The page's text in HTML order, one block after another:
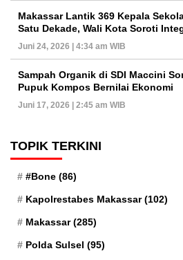
Makassar Lantik 369 Kepala
Satu Dekade, Wali Kota Soroti
Juni 24, 2026 | 4:34 am WIB
Sampah Organik di SDI Maccini
Pupuk Kompos Bernilai Ekonomi
Juni 17, 2026 | 2:45 am WIB
TOPIK TERKINI
#Bone (86)
Kapolrestabes Makassar(102)
Makassar(285)
Polda Sulsel (95)